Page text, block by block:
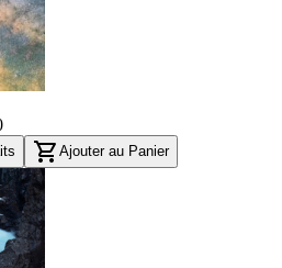
shopping_cart Ajouter au Panier